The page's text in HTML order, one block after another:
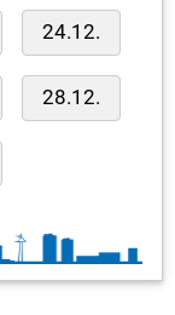
24.12.
28.12.